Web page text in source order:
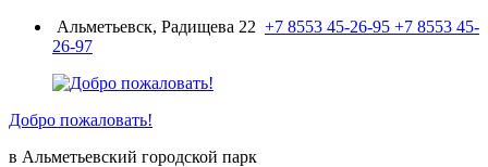
ПерейтиАльметьевск, Радищева 22 +7 8553 45-26-95 +7 8553 45-
26-97
Добро пожаловать!
в Альметьевский городской парк